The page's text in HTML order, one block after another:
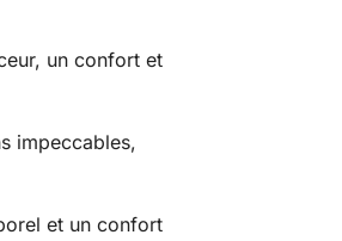
un confort et
impeccables,
et un confort